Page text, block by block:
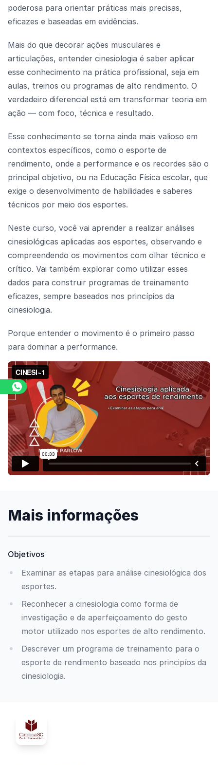
poderosa para orientar práticas mais precisas,
eficazes e baseadas em evidências.
Mais do que decorar ações musculares e
articulações, entender cinesiologia é saber aplicar
esse conhecimento na prática profissional, seja em
aulas, treinos ou programas de alto rendimento. O
verdadeiro diferencial está em transformar teoria em
ação — com foco, técnica e resultado.
Esse conhecimento se torna ainda mais valioso em
contextos específicos, como o esporte de
rendimento, onde a performance e os recordes são o
principal objetivo, ou na Educação Física escolar, que
exige o desenvolvimento de habilidades e saberes
técnicos por meio dos esportes.
Neste curso, você vai aprender a realizar análises
cinesiológicas aplicadas aos esportes, observando e
compreendendo os movimentos com olhar técnico e
crítico. Vai também explorar como utilizar esses
dados para construir programas de treinamento
eficazes, sempre baseados nos princípios da
cinesiologia.
Porque entender o movimento é o primeiro passo
para dominar a performance.
Mais informações
Objetivos
Examinar as etapas para análise cinesiológica dos
esportes.
Reconhecer a cinesiologia como forma de
investigação e de aperfeiçoamento do gesto
motor utilizado nos esportes de alto rendimento.
Descrever um programa de treinamento para o
esporte de rendimento baseado nos principíos da
cinesiologia.